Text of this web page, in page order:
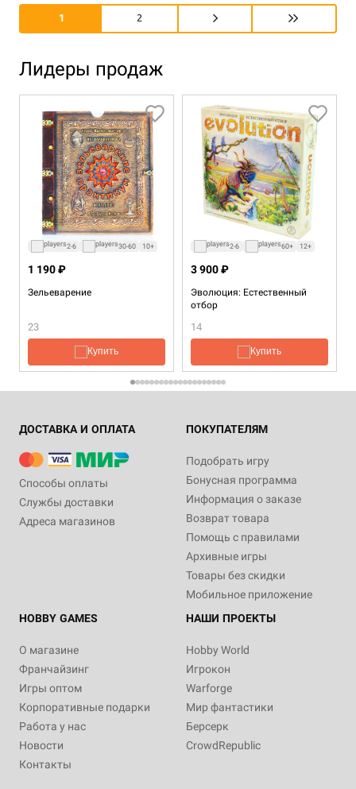
1 2
Лидеры продаж
2-6 30-60 10+
Зельеварение
23
1 190 ₽
Купить
2-6 60+ 12+
Эволюция: Естественный
отбор
14
3 900 ₽
Купить
ДОСТАВКА И ОПЛАТА
Способы оплаты
Службы доставки
Адреса магазинов
ПОКУПАТЕЛЯМ
Подобрать игру
Бонусная программа
Информация о заказе
Возврат товара
Помощь с правилами
Архивные игры
Товары без скидки
Мобильное приложение
HOBBY GAMES
О магазине
Франчайзинг
Игры оптом
Корпоративные подарки
Работа у нас
Новости
Контакты
НАШИ ПРОЕКТЫ
Hobby World
Игрокон
Warforge
Мир фантастики
Берсерк
CrowdRepublic